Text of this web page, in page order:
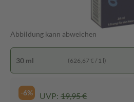
Abbildung kann abweichen
30 ml (626,67 € / 1 l)
-6% UVP: 19,95 €